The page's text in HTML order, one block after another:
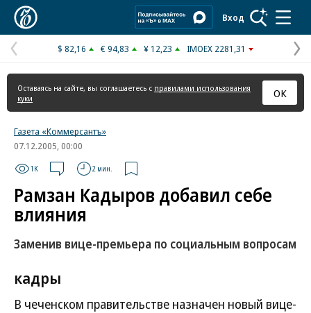
Вход
Предыдущая
страница
$ 82,16 € 94,83 ¥ 12,23 IMOEX 2281,31
Оставаясь на сайте, вы соглашаетесь с правилами использования
куки
ОК
Газета «Коммерсантъ»
07.12.2005, 00:00
1K 2 мин.
Рамзан Кадыров добавил себе
влияния
Заменив вице-премьера по социальным вопросам
кадры
В чеченском правительстве назначен новый вице-